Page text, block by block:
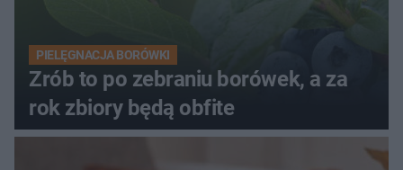
PIELĘGNACJA BORÓWKI
Zrób to po zebraniu borówek, a za
rok zbiory będą obfite